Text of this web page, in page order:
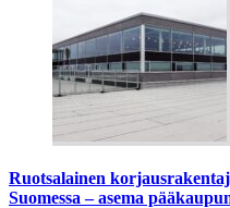
Ruotsalainen
Suomessa – asema